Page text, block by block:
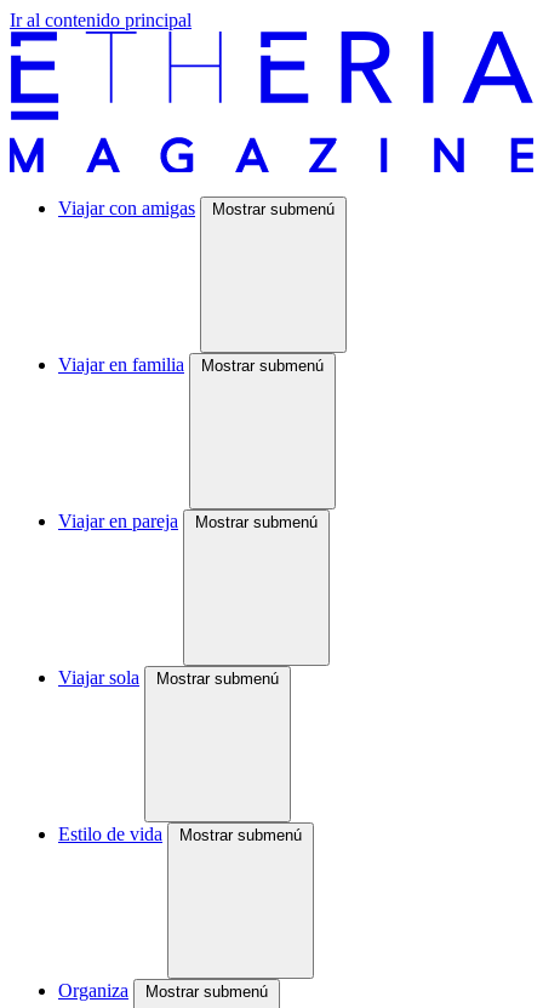
Ir al contenido principal
Viajar con amigas Mostrar submenú
Viajar en familia Mostrar submenú
Viajar en pareja Mostrar submenú
Viajar sola Mostrar submenú
Estilo de vida Mostrar submenú
Organiza Mostrar submenú